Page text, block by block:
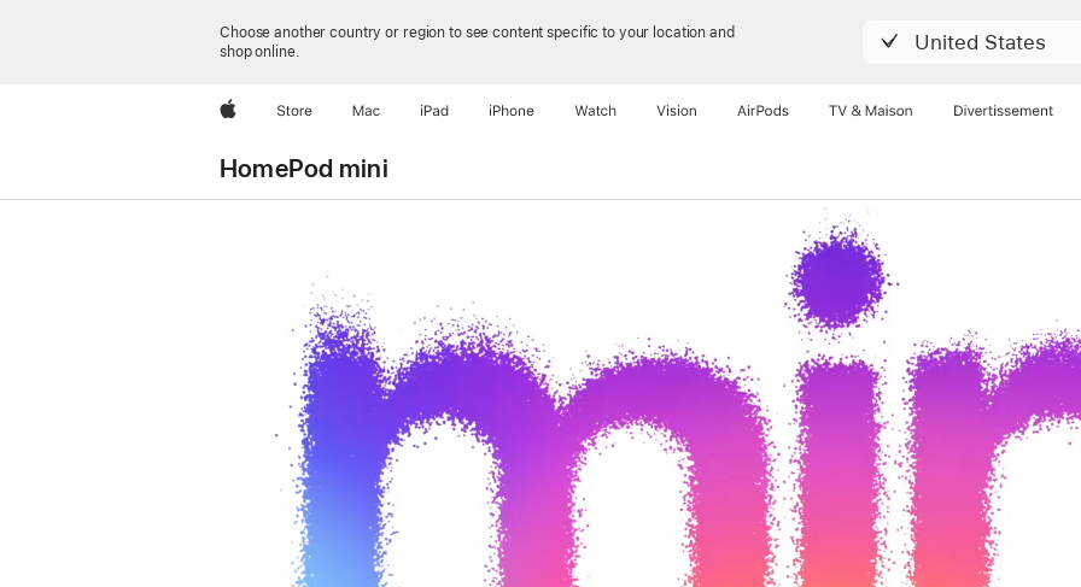
Choose another country or region to see content specific to your location and
shop online.
United States
AppleStore Mac iPad iPhone Watch Vision AirPods TV & Maison Divertissements
HomePod mini
HomePod mini